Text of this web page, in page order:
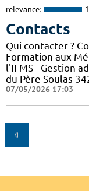
relevance:
Contacts
Qui contacter ?
Formation aux
l'IFMS - Gestion
du Père Soulas
07/05/2026 17:03